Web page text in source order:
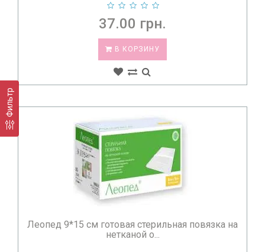
Фильтр
37.00 грн.
В КОРЗИНУ
Леопед 9*15 см готовая стерильная повязка на
нетканой о...